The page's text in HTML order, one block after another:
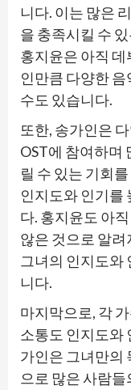
니다. 이는 많은
을 충족시킬 수
홍지윤은 아직
인만큼 다양한
수도 있습니다.
또한, 송가인은
OST에 참여하며
릴 수 있는 기회
인지도와 인기를
다. 홍지윤도 아
않은 것으로 알
그녀의 인지도와
니다.
마지막으로, 각
소통도 인지도와
가인은 그녀만의
으로 많은 사람